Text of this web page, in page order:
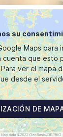
su
Maps para
que esto
ver el mapa
desde el
DE